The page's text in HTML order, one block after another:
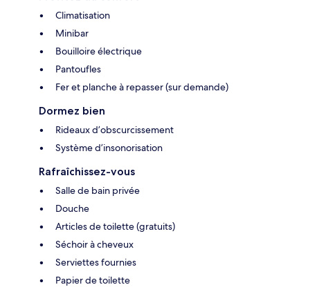
Climatisation
Minibar
Bouilloire électrique
Pantoufles
Fer et planche à repasser (sur demande)
Dormez bien
Rideaux d’obscurcissement
Système d’insonorisation
Rafraîchissez-vous
Salle de bain privée
Douche
Articles de toilette (gratuits)
Séchoir à cheveux
Serviettes fournies
Papier de toilette